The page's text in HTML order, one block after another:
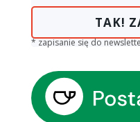
TAK!
* zapisanie się do